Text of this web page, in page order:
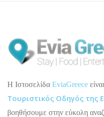
H Ιστοσελίδα EviaGreece
Τουριστικός Οδηγός της
βοηθήσουμε στην εύκολη